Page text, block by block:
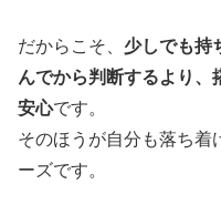
だからこそ、 少しでも持
んでから判断するより、
安心です。
そのほうが自分も落ち着
ーズです。